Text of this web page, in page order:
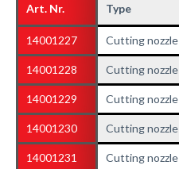
Art. Nr. Type
14001227 Cutting nozzle
14001228 Cutting nozzle
14001229 Cutting nozzle
14001230 Cutting nozzle
14001231 Cutting nozzle